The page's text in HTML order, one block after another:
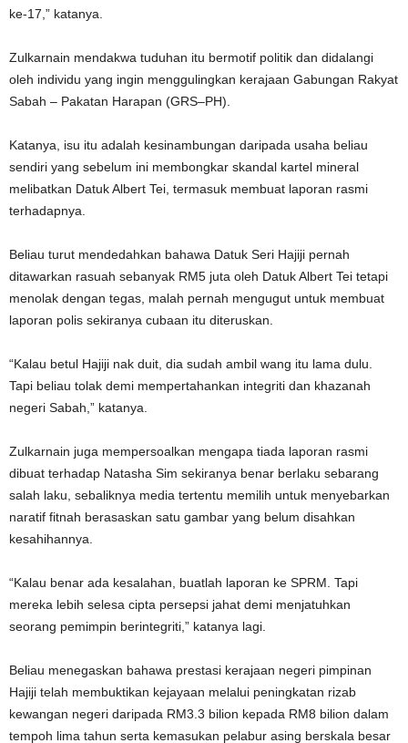
ke-17,” katanya.
Zulkarnain mendakwa tuduhan itu bermotif politik dan didalangi
oleh individu yang ingin menggulingkan kerajaan Gabungan Rakyat
Sabah – Pakatan Harapan (GRS–PH).
Katanya, isu itu adalah kesinambungan daripada usaha beliau
sendiri yang sebelum ini membongkar skandal kartel mineral
melibatkan Datuk Albert Tei, termasuk membuat laporan rasmi
terhadapnya.
Beliau turut mendedahkan bahawa Datuk Seri Hajiji pernah
ditawarkan rasuah sebanyak RM5 juta oleh Datuk Albert Tei tetapi
menolak dengan tegas, malah pernah mengugut untuk membuat
laporan polis sekiranya cubaan itu diteruskan.
“Kalau betul Hajiji nak duit, dia sudah ambil wang itu lama dulu.
Tapi beliau tolak demi mempertahankan integriti dan khazanah
negeri Sabah,” katanya.
Zulkarnain juga mempersoalkan mengapa tiada laporan rasmi
dibuat terhadap Natasha Sim sekiranya benar berlaku sebarang
salah laku, sebaliknya media tertentu memilih untuk menyebarkan
naratif fitnah berasaskan satu gambar yang belum disahkan
kesahihannya.
“Kalau benar ada kesalahan, buatlah laporan ke SPRM. Tapi
mereka lebih selesa cipta persepsi jahat demi menjatuhkan
seorang pemimpin berintegriti,” katanya lagi.
Beliau menegaskan bahawa prestasi kerajaan negeri pimpinan
Hajiji telah membuktikan kejayaan melalui peningkatan rizab
kewangan negeri daripada RM3.3 bilion kepada RM8 bilion dalam
tempoh lima tahun serta kemasukan pelabur asing berskala besar